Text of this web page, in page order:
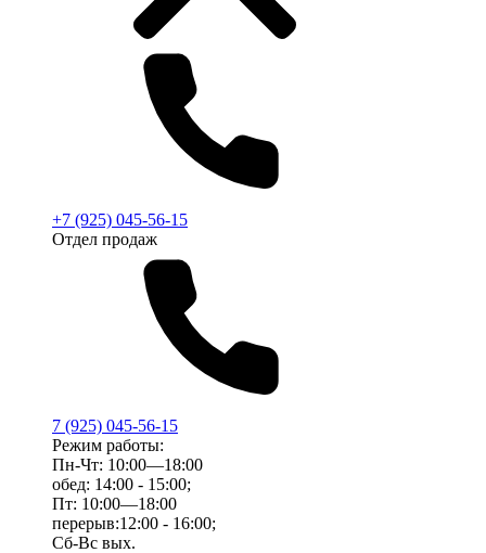
+7 (925) 045-56-15
Отдел продаж
7 (925) 045-56-15
Режим работы:
Пн-Чт: 10:00—18:00
обед: 14:00 - 15:00;
Пт: 10:00—18:00
перерыв:12:00 - 16:00;
Сб-Вс вых.